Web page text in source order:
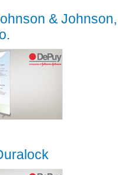
& Johnson,